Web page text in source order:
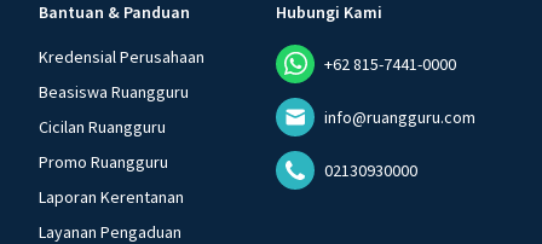
Bantuan & Panduan
Kredensial Perusahaan
Beasiswa Ruangguru
Cicilan Ruangguru
Promo Ruangguru
Laporan Kerentanan
Layanan Pengaduan
Hubungi Kami
+62 815-7441-0000
info@ruangguru.com
02130930000